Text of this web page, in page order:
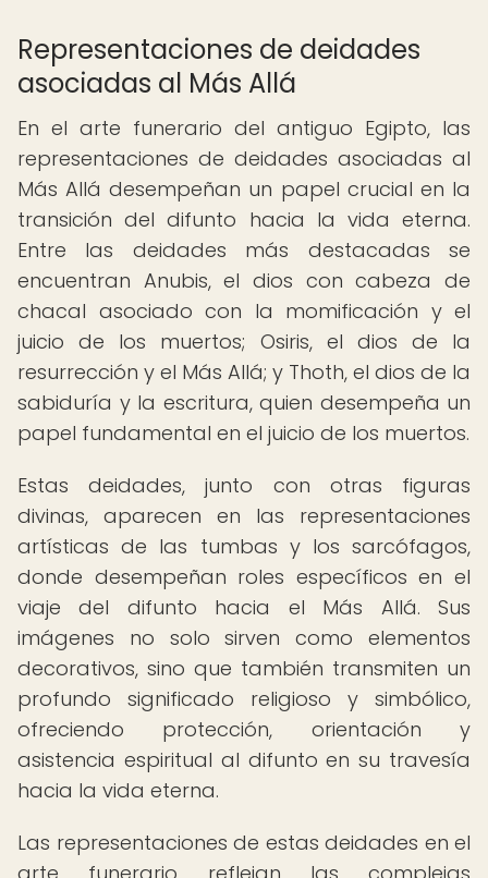
Representaciones de deidades
asociadas al Más Allá
En el arte funerario del antiguo Egipto, las
representaciones de deidades asociadas al
Más Allá desempeñan un papel crucial en la
transición del difunto hacia la vida eterna.
Entre las deidades más destacadas se
encuentran Anubis, el dios con cabeza de
chacal asociado con la momificación y el
juicio de los muertos; Osiris, el dios de la
resurrección y el Más Allá; y Thoth, el dios de la
sabiduría y la escritura, quien desempeña un
papel fundamental en el juicio de los muertos.
Estas deidades, junto con otras figuras
divinas, aparecen en las representaciones
artísticas de las tumbas y los sarcófagos,
donde desempeñan roles específicos en el
viaje del difunto hacia el Más Allá. Sus
imágenes no solo sirven como elementos
decorativos, sino que también transmiten un
profundo significado religioso y simbólico,
ofreciendo protección, orientación y
asistencia espiritual al difunto en su travesía
hacia la vida eterna.
Las representaciones de estas deidades en el